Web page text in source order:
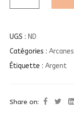
UGS : ND
Catégories : Arcanes
Étiquette : Argent
Share on: